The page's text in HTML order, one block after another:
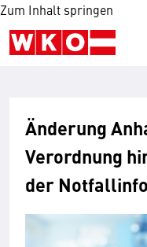
Zum Inhalt springen
Änderung
Verordnung
der